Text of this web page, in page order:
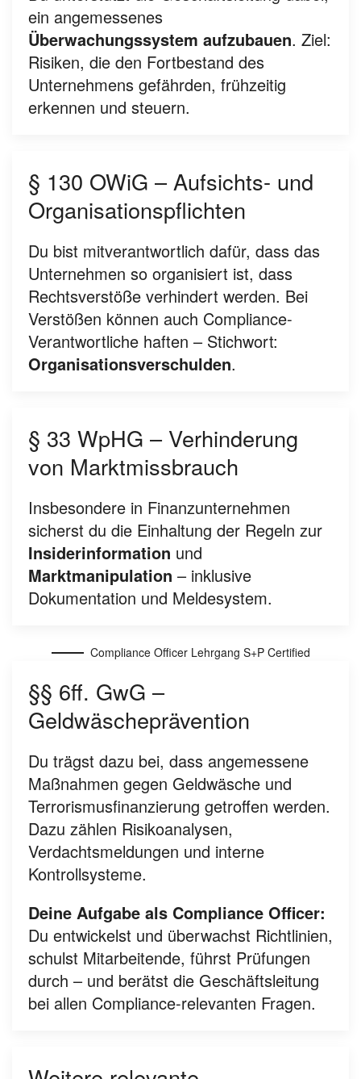
ein angemessenes
Überwachungssystem aufzubauen. Ziel:
Risiken, die den Fortbestand des
Unternehmens gefährden, frühzeitig
erkennen und steuern.
§ 130 OWiG – Aufsichts- und
Organisationspflichten
Du bist mitverantwortlich dafür, dass das
Unternehmen so organisiert ist, dass
Rechtsverstöße verhindert werden. Bei
Verstößen können auch Compliance-
Verantwortliche haften – Stichwort:
Organisationsverschulden.
§ 33 WpHG – Verhinderung
von Marktmissbrauch
Insbesondere in Finanzunternehmen
sicherst du die Einhaltung der Regeln zur
Insiderinformation und
Marktmanipulation – inklusive
Dokumentation und Meldesystem.
Compliance Officer Lehrgang S+P Certified
§§ 6ff. GwG –
Geldwäscheprävention
Du trägst dazu bei, dass angemessene
Maßnahmen gegen Geldwäsche und
Terrorismusfinanzierung getroffen werden.
Dazu zählen Risikoanalysen,
Verdachtsmeldungen und interne
Kontrollsysteme.
Deine Aufgabe als Compliance Officer:
Du entwickelst und überwachst Richtlinien,
schulst Mitarbeitende, führst Prüfungen
durch – und berätst die Geschäftsleitung
bei allen Compliance-relevanten Fragen.